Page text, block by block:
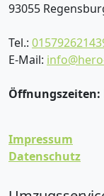
93055
Tel.:
E-Mail:
Öffnungszeiten:
Impressum
Datenschutz